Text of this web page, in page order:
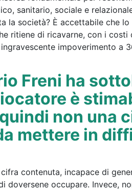
sanitario, sociale e
la società? È accettabile che
ritiene di ricavarne, con i costi
impoverimento a
Freni ha
è
non una
mettere in
contenuta, incapace di
doversene occupare. Invece,